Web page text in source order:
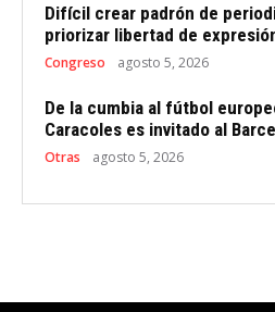
Difícil crear padrón de
priorizar libertad de
Congreso agosto 5, 2026
De la cumbia al fútbol
Caracoles es invitado al
Otras agosto 5, 2026